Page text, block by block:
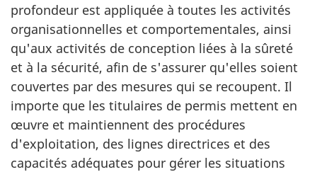
profondeur est appliquée à toutes les activités
organisationnelles et comportementales, ainsi
qu'aux activités de conception liées à la sûreté
et à la sécurité, afin de s'assurer qu'elles soient
couvertes par des mesures qui se recoupent. Il
importe que les titulaires de permis mettent en
œuvre et maintiennent des procédures
d'exploitation, des lignes directrices et des
capacités adéquates pour gérer les situations